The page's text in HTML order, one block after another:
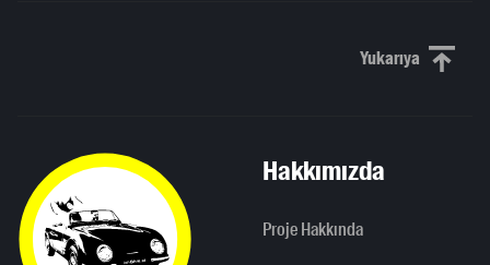
YukarıyaYukarı
Hakkımızda
Proje Hakkında